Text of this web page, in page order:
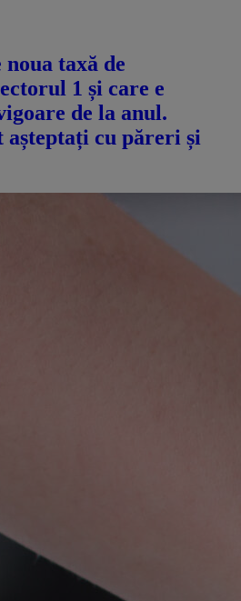
noua taxă de
1 și care e
de la anul.
așteptați cu păreri și